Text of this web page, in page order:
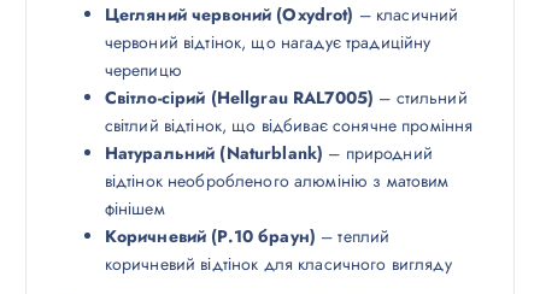
Цегляний червоний (Oxydrot) – класичний
червоний відтінок, що нагадує традиційну
черепицю
Світло-сірий (Hellgrau RAL7005) – стильний
світлий відтінок, що відбиває сонячне проміння
Натуральний (Naturblank) – природний
відтінок необробленого алюмінію з матовим
фінішем
Коричневий (P.10 браун) – теплий
коричневий відтінок для класичного вигляду